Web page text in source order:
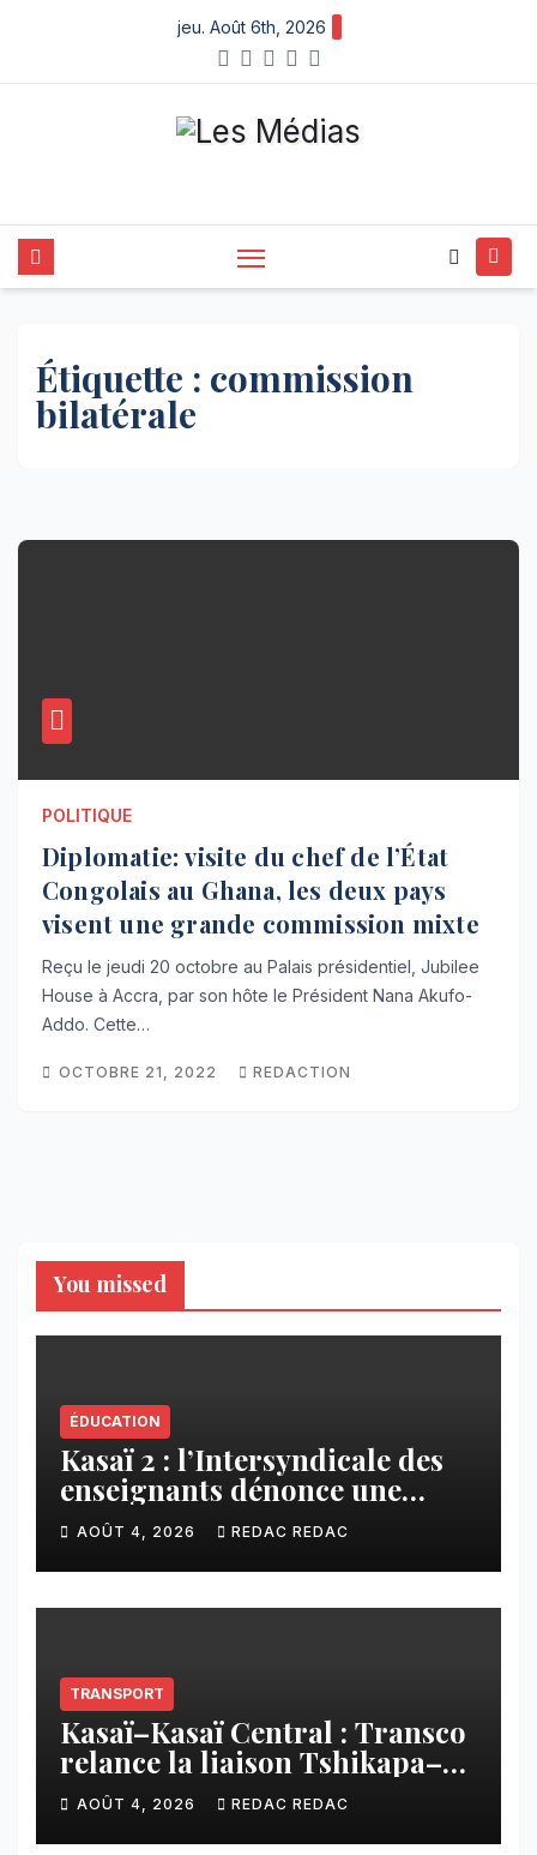
content
jeu. Août 6th, 2026
Étiquette : commission
bilatérale
POLITIQUE
Diplomatie: visite du chef de l’État
Congolais au Ghana, les deux pays
visent une grande commission mixte
Reçu le jeudi 20 octobre au Palais présidentiel, Jubilee
House à Accra, par son hôte le Président Nana Akufo-
Addo. Cette…
OCTOBRE 21, 2022 REDACTION
You missed
ÉDUCATION
Kasaï 2 : l’Intersyndicale des
enseignants dénonce une
contribution financière
imposée aux écoles de la
CNCA
AOÛT 4, 2026 REDAC REDAC
TRANSPORT
Kasaï–Kasaï Central : Transco
relance la liaison Tshikapa–
Tshiamu pour faciliter les
échanges
AOÛT 4, 2026 REDAC REDAC